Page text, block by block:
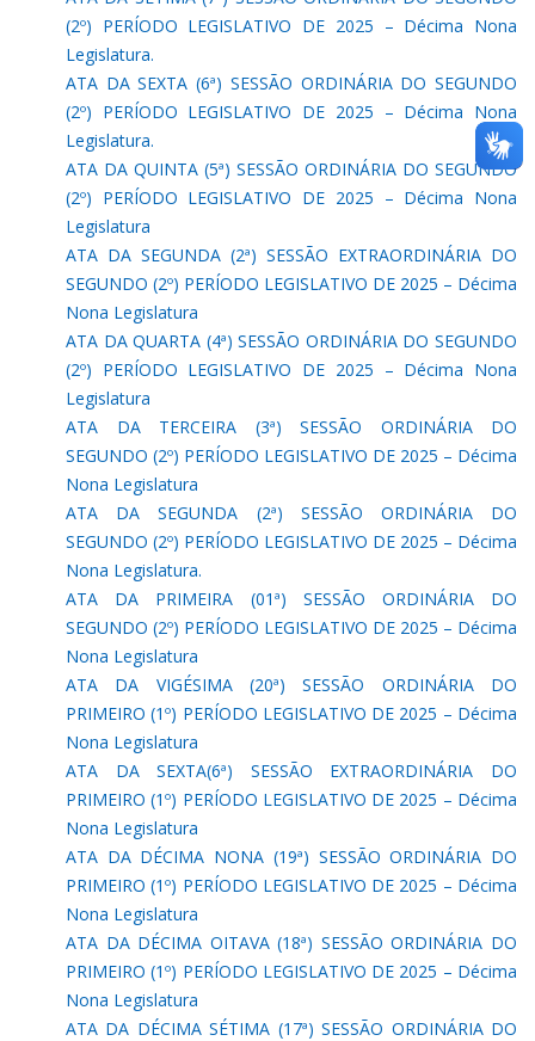
(2º) PERÍODO LEGISLATIVO DE 2025 – Décima Nona
Legislatura.
ATA DA SEXTA (6ª) SESSÃO ORDINÁRIA DO SEGUNDO
(2º) PERÍODO LEGISLATIVO DE 2025 – Décima Nona
Legislatura.
ATA DA QUINTA (5ª) SESSÃO ORDINÁRIA DO SEGUNDO
(2º) PERÍODO LEGISLATIVO DE 2025 – Décima Nona
Legislatura
ATA DA SEGUNDA (2ª) SESSÃO EXTRAORDINÁRIA DO
SEGUNDO (2º) PERÍODO LEGISLATIVO DE 2025 – Décima
Nona Legislatura
ATA DA QUARTA (4ª) SESSÃO ORDINÁRIA DO SEGUNDO
(2º) PERÍODO LEGISLATIVO DE 2025 – Décima Nona
Legislatura
ATA DA TERCEIRA (3ª) SESSÃO ORDINÁRIA DO
SEGUNDO (2º) PERÍODO LEGISLATIVO DE 2025 – Décima
Nona Legislatura
ATA DA SEGUNDA (2ª) SESSÃO ORDINÁRIA DO
SEGUNDO (2º) PERÍODO LEGISLATIVO DE 2025 – Décima
Nona Legislatura.
ATA DA PRIMEIRA (01ª) SESSÃO ORDINÁRIA DO
SEGUNDO (2º) PERÍODO LEGISLATIVO DE 2025 – Décima
Nona Legislatura
ATA DA VIGÉSIMA (20ª) SESSÃO ORDINÁRIA DO
PRIMEIRO (1º) PERÍODO LEGISLATIVO DE 2025 – Décima
Nona Legislatura
ATA DA SEXTA(6ª) SESSÃO EXTRAORDINÁRIA DO
PRIMEIRO (1º) PERÍODO LEGISLATIVO DE 2025 – Décima
Nona Legislatura
ATA DA DÉCIMA NONA (19ª) SESSÃO ORDINÁRIA DO
PRIMEIRO (1º) PERÍODO LEGISLATIVO DE 2025 – Décima
Nona Legislatura
ATA DA DÉCIMA OITAVA (18ª) SESSÃO ORDINÁRIA DO
PRIMEIRO (1º) PERÍODO LEGISLATIVO DE 2025 – Décima
Nona Legislatura
ATA DA DÉCIMA SÉTIMA (17ª) SESSÃO ORDINÁRIA DO